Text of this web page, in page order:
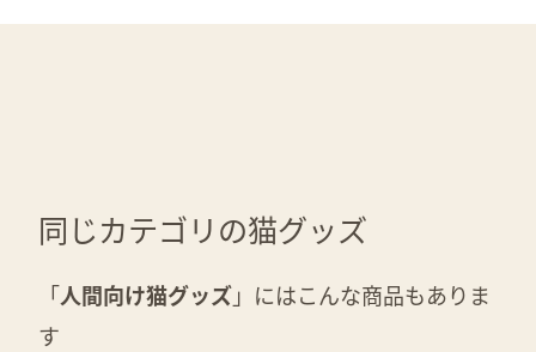
同じカテゴリの猫グッズ
「人間向け猫グッズ」にはこんな商品もありま
す